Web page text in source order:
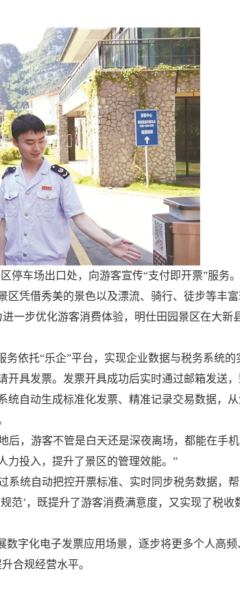
停车场出口处，向游客宣传“支付即开票”服务。
凭借秀美的景色以及漂流、骑行、徒步等丰
一步优化游客消费体验，明仕田园景区在大新
依托“乐企”平台，实现企业数据与税务系统
具发票。发票开具成功后实时通过邮箱发送
自动生成标准化发票、精准记录交易数据，
后，游客不管是白天还是深夜离场，都能在手机
力投入，提升了景区的管理效能。”
系统自动把控开票标准、实时同步税务数据，
范’，既提升了游客消费满意度，又实现了税收
字化电子发票应用场景，逐步将更多个人高
合规经营水平。